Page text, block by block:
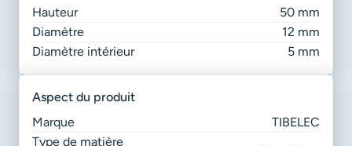
Hauteur
50 mm
Diamètre
12 mm
Diamètre intérieur
5 mm
aspect du produit
Marque
TIBELEC
Type de matière